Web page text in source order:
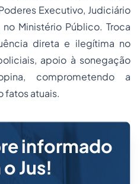
Executivo, Judiciário
Ministério Público. Troca
direta e ilegítima no
apoio à sonegação
, comprometendo a
fatos atuais.
informado
Jus!